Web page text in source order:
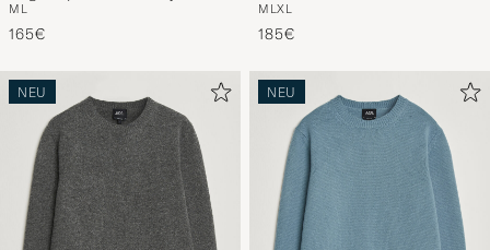
Melange
M L
165€
Shirt Forest Burgundy
M LXL
185€
NEU NEU